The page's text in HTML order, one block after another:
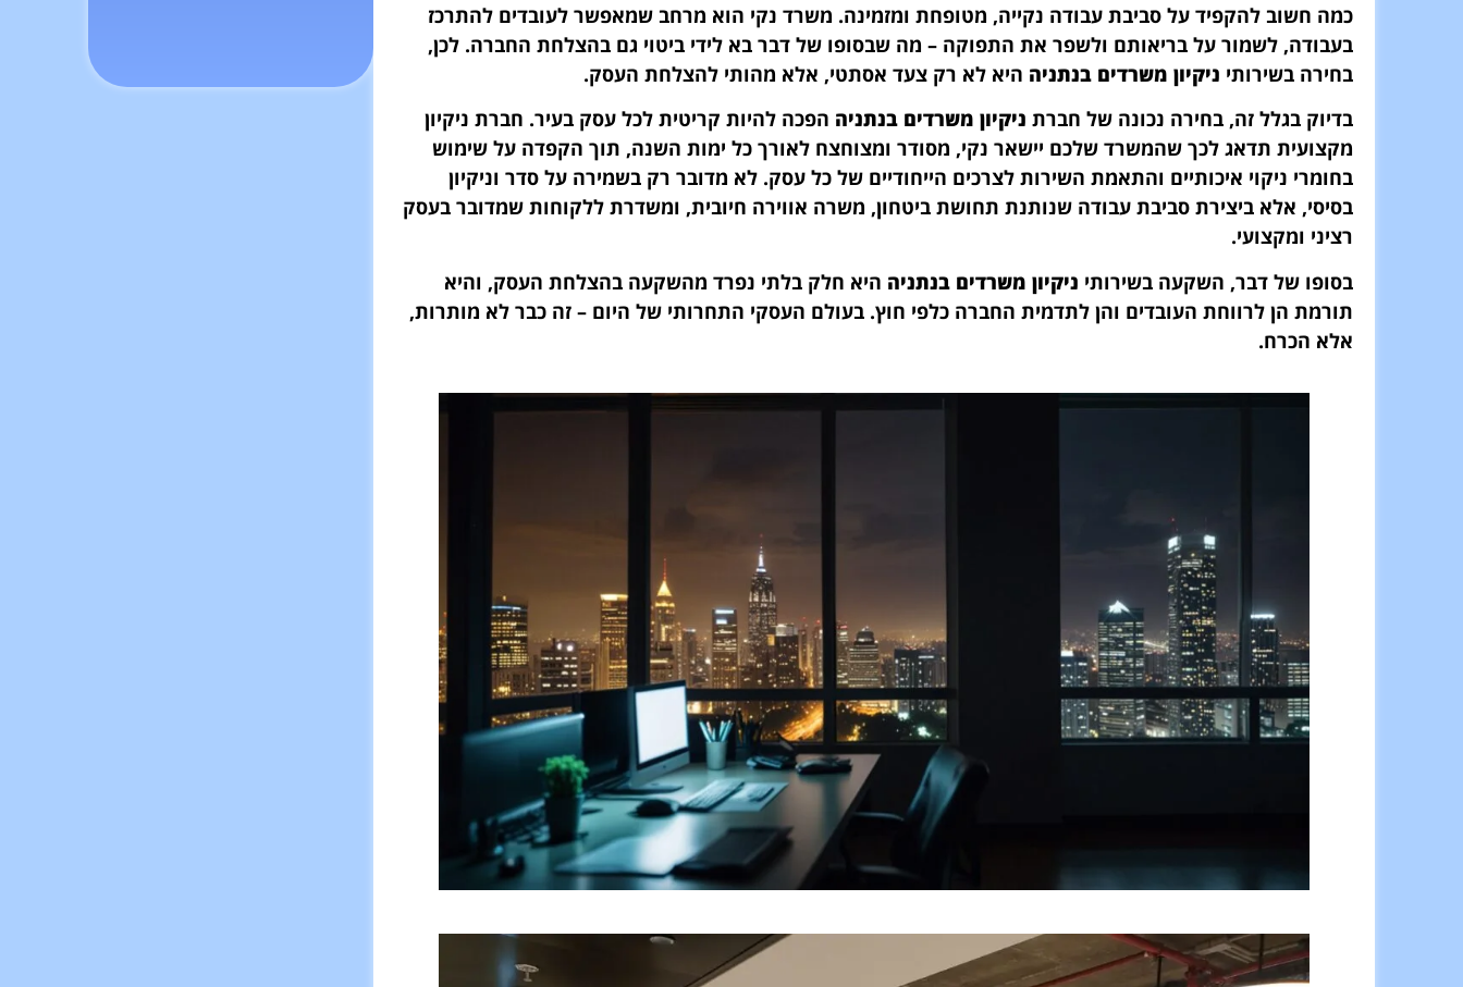
כמה חשוב להקפיד על סביבת עבודה נקייה, מטופחת ומזמינה. משרד נקי הוא מרחב שמאפשר לעובדים להתרכז
בעבודה, לשמור על בריאותם ולשפר את התפוקה – מה שבסופו של דבר בא לידי ביטוי גם בהצלחת החברה. לכן,
בחירה בשירותי ניקיון משרדים בנתניה היא לא רק צעד אסתטי, אלא מהותי להצלחת העסק.
בדיוק בגלל זה, בחירה נכונה של חברת ניקיון משרדים בנתניה הפכה להיות קריטית לכל עסק בעיר. חברת ניקיון
מקצועית תדאג לכך שהמשרד שלכם יישאר נקי, מסודר ומצוחצח לאורך כל ימות השנה, תוך הקפדה על שימוש
בחומרי ניקוי איכותיים והתאמת השירות לצרכים הייחודיים של כל עסק. לא מדובר רק בשמירה על סדר וניקיון
בסיסי, אלא ביצירת סביבת עבודה שנותנת תחושת ביטחון, משרה אווירה חיובית, ומשדרת ללקוחות שמדובר בעסק
רציני ומקצועי.
בסופו של דבר, השקעה בשירותי ניקיון משרדים בנתניה היא חלק בלתי נפרד מהשקעה בהצלחת העסק, והיא
תורמת הן לרווחת העובדים והן לתדמית החברה כלפי חוץ. בעולם העסקי התחרותי של היום – זה כבר לא מותרות,
אלא הכרח.